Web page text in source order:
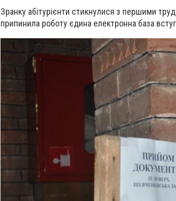
Зранку абітурієнти стикнулися з першими
припинила роботу єдина електронна база